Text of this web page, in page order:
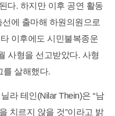
다. 하지만 이후 공연 활동
에 출마해 하원의원으로
이후에도 시민불복종운
사형을 선고받았다. 사형
를 살해했다.
라 테인(Nilar Thein)은 “남
치르지 않을 것”이라고 밝